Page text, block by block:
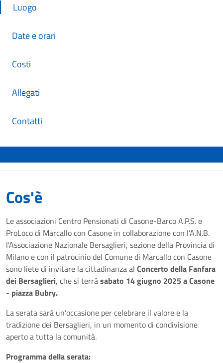
Luogo
Date e orari
Costi
Allegati
Contatti
Cos'è
Le associazioni Centro Pensionati di Casone-Barco A.P.S. e
ProLoco di Marcallo con Casone in collaborazione con l’A.N.B.
l'Associazione Nazionale Bersaglieri, sezione della Provincia di
Milano e con il patrocinio del Comune di Marcallo con Casone
sono liete di invitare la cittadinanza al Concerto della Fanfara
dei Bersaglieri, che si terràsabato 14 giugno 2025 a Casone
- piazza Bubry.
La serata sarà un’occasione per celebrare il valore e la
tradizione dei Bersaglieri, in un momento di condivisione
aperto a tutta la comunità.
Programma della serata: